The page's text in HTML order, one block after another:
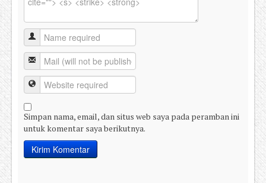
Simpan nama, email, dan situs web saya pada peramban ini
untuk komentar saya berikutnya.